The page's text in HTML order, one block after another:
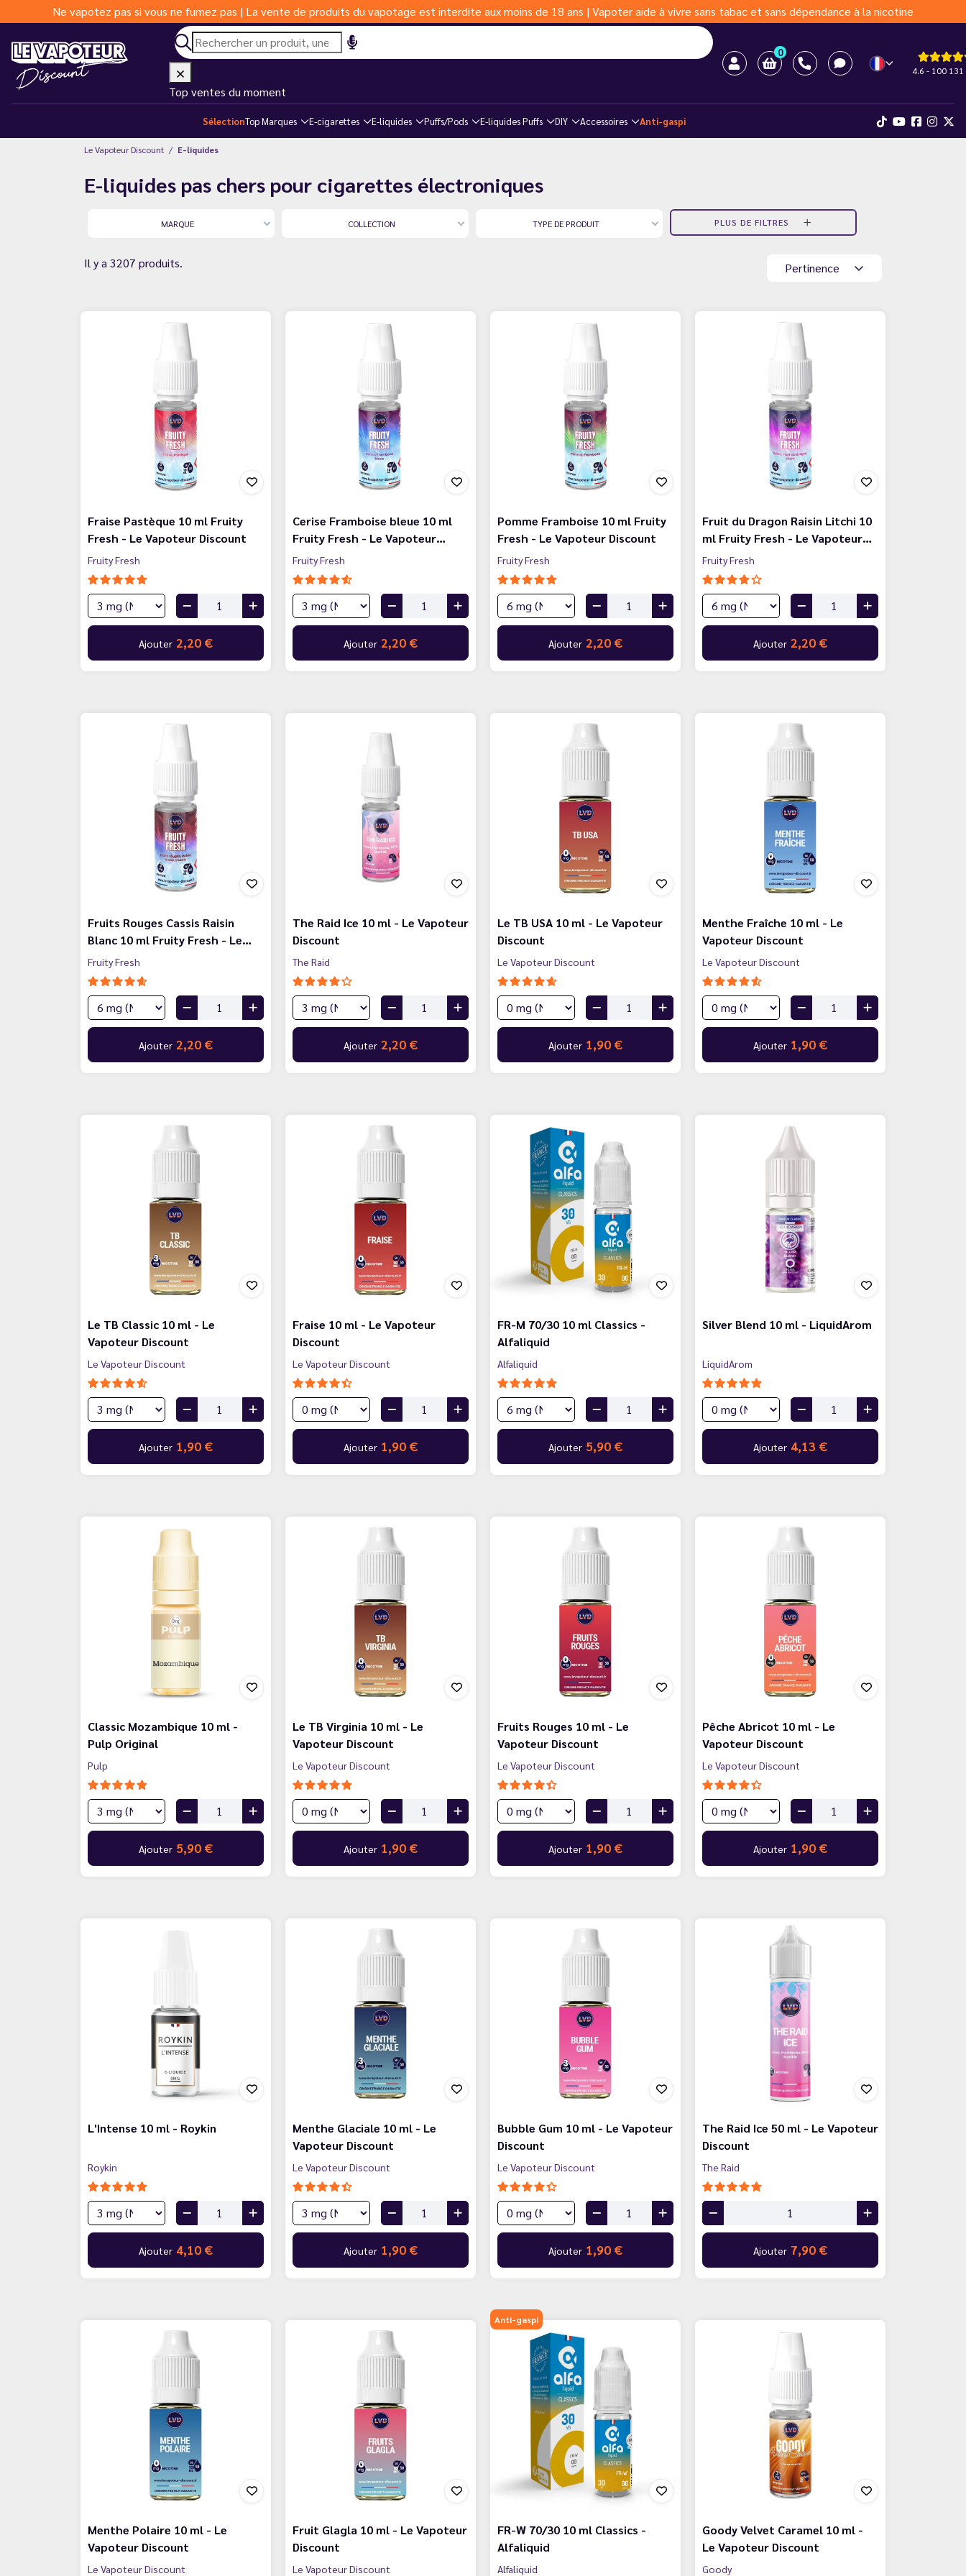
Ne vapotez pas si vous ne fumez pas | La vente de produits du vapotage est interdite aux moins de 18 ans | Vapoter aide à vivre sans tabac et sans dépendance à la nicotine
0
4.6 - 100 131
Top ventes du moment
SélectionTop Marques E-cigarettes E-liquides Puffs/Pods E-liquides Puffs DIY Accessoires Anti-gaspi
Le Vapoteur Discount E-liquides
E-liquides pas chers pour cigarettes électroniques
MARQUE COLLECTION TYPE DE PRODUIT PLUS DE FILTRES
Il y a 3207 produits. Pertinence
Fraise Pastèque 10 ml Fruity
Fresh - Le Vapoteur Discount
Fruity Fresh
Ajouter 2,20 €
Cerise Framboise bleue 10 ml
Fruity Fresh - Le Vapoteur…
Fruity Fresh
Ajouter 2,20 €
Pomme Framboise 10 ml Fruity
Fresh - Le Vapoteur Discount
Fruity Fresh
Ajouter 2,20 €
Fruit du Dragon Raisin Litchi 10
ml Fruity Fresh - Le Vapoteur…
Fruity Fresh
Ajouter 2,20 €
Fruits Rouges Cassis Raisin
Blanc 10 ml Fruity Fresh - Le…
Fruity Fresh
Ajouter 2,20 €
The Raid Ice 10 ml - Le Vapoteur
Discount
The Raid
Ajouter 2,20 €
Le TB USA 10 ml - Le Vapoteur
Discount
Le Vapoteur Discount
Ajouter 1,90 €
Menthe Fraîche 10 ml - Le
Vapoteur Discount
Le Vapoteur Discount
Ajouter 1,90 €
Le TB Classic 10 ml - Le
Vapoteur Discount
Le Vapoteur Discount
Ajouter 1,90 €
Fraise 10 ml - Le Vapoteur
Discount
Le Vapoteur Discount
Ajouter 1,90 €
FR-M 70/30 10 ml Classics -
Alfaliquid
Alfaliquid
Ajouter 5,90 €
Silver Blend 10 ml - LiquidArom
LiquidArom
Ajouter 4,13 €
Classic Mozambique 10 ml -
Pulp Original
Pulp
Ajouter 5,90 €
Le TB Virginia 10 ml - Le
Vapoteur Discount
Le Vapoteur Discount
Ajouter 1,90 €
Fruits Rouges 10 ml - Le
Vapoteur Discount
Le Vapoteur Discount
Ajouter 1,90 €
Pêche Abricot 10 ml - Le
Vapoteur Discount
Le Vapoteur Discount
Ajouter 1,90 €
L'Intense 10 ml - Roykin
Roykin
Ajouter 4,10 €
Menthe Glaciale 10 ml - Le
Vapoteur Discount
Le Vapoteur Discount
Ajouter 1,90 €
Bubble Gum 10 ml - Le Vapoteur
Discount
Le Vapoteur Discount
Ajouter 1,90 €
The Raid Ice 50 ml - Le Vapoteur
Discount
The Raid
Ajouter 7,90 €
Menthe Polaire 10 ml - Le
Vapoteur Discount
Le Vapoteur Discount
Fruit Glagla 10 ml - Le Vapoteur
Discount
Le Vapoteur Discount
Anti-gaspi
FR-W 70/30 10 ml Classics -
Alfaliquid
Alfaliquid
Goody Velvet Caramel 10 ml -
Le Vapoteur Discount
Goody